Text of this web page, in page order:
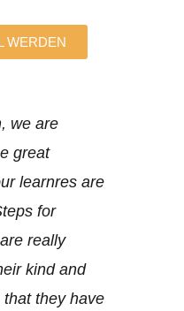
WERDEN
we are
great
learnres are
for
really
kind and
they have